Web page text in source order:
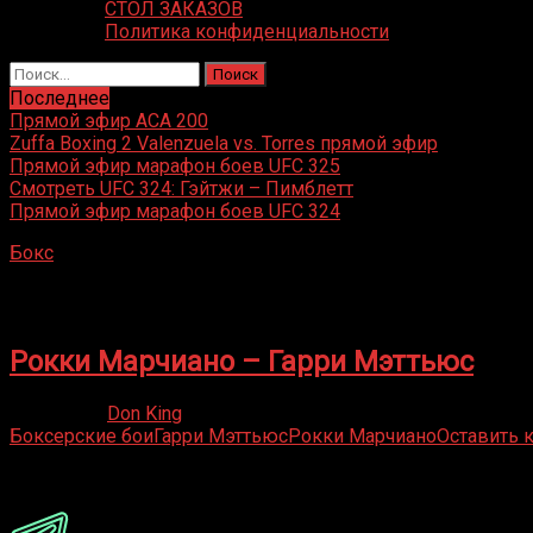
СТОЛ ЗАКАЗОВ
Политика конфиденциальности
Найти:
Последнее
Прямой эфир ACA 200
Zuffa Boxing 2 Valenzuela vs. Torres прямой эфир
Прямой эфир марафон боев UFC 325
Смотреть UFC 324: Гэйтжи – Пимблетт
Прямой эфир марафон боев UFC 324
Бокс
Рокки Марчиано – Гарри Мэттьюс
Don King
Боксерские боиГарри МэттьюсРокки МарчианоОставить